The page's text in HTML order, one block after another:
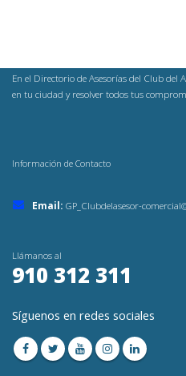
En el Directorio de Asesorías del Club del
en tu ciudad y resolver todos tus
Información de Contacto
Email: GP_Clubdelasesor-
Llámanos al
910 312 311
Síguenos en redes sociales